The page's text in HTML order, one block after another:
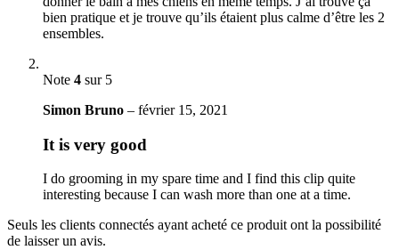
bien pratique et je trouve qu’ils étaient plus calme d’être les 2
ensembles.
Note 4 sur 5
Simon Bruno – février 15, 2021
It is very good
I do grooming in my spare time and I find this clip quite
interesting because I can wash more than one at a time.
Seuls les clients connectés ayant acheté ce produit ont la possibilité
de laisser un avis.